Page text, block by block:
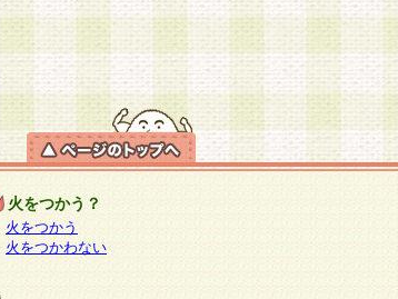
火をつかう？
火をつかう
火をつかわない